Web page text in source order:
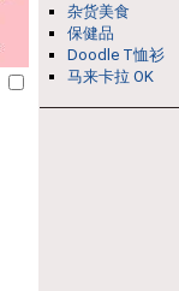
杂货美食
保健品
Doodle T恤衫
马来卡拉 OK